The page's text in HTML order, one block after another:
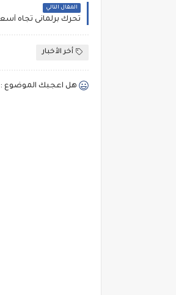
المقال التالي
أخر الأخبار
هل اعجبك الموضوع :